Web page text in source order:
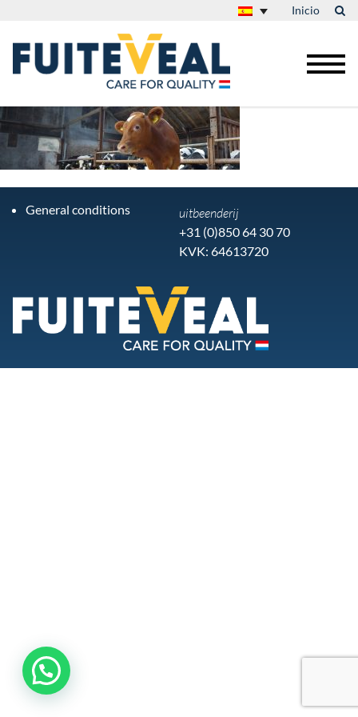
Inicio
General conditions uitbeenderij
+31 (0)850 64 30 70
KVK: 64613720